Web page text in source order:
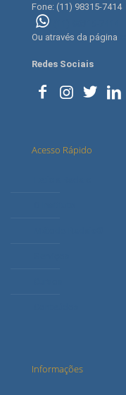
Fone: (11) 98315-7414
Ou através da página
Redes Sociais
Acesso Rápido
Informações